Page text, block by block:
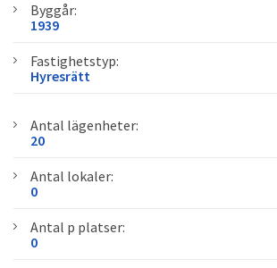
Byggår:
1939
Fastighetstyp:
Hyresrätt
Antal lägenheter:
20
Antal lokaler:
0
Antal p platser:
0